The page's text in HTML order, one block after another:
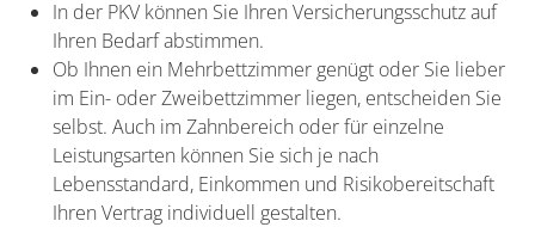
In der PKV können Sie Ihren Versicherungsschutz auf
Ihren Bedarf abstimmen.
Ob Ihnen ein Mehrbettzimmer genügt oder Sie lieber
im Ein- oder Zweibettzimmer liegen, entscheiden Sie
selbst. Auch im Zahnbereich oder für einzelne
Leistungsarten können Sie sich je nach
Lebensstandard, Einkommen und Risikobereitschaft
Ihren Vertrag individuell gestalten.